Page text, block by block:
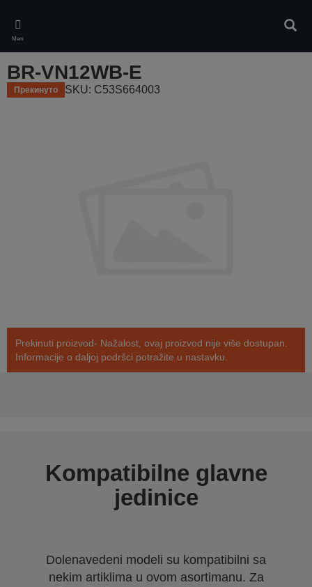
main
content
Meni
BR-VN12WB-E
Прекинуто SKU: C53S664003
Prekinuti proizvod- Nažalost, ovaj proizvod nije više dostupan.
Informacije o daljoj podršci potražite u nastavku.
Kompatibilne glavne
jedinice
Dolenavedeni modeli su kompatibilni sa
nekim artiklima u ovom asortimanu. Za